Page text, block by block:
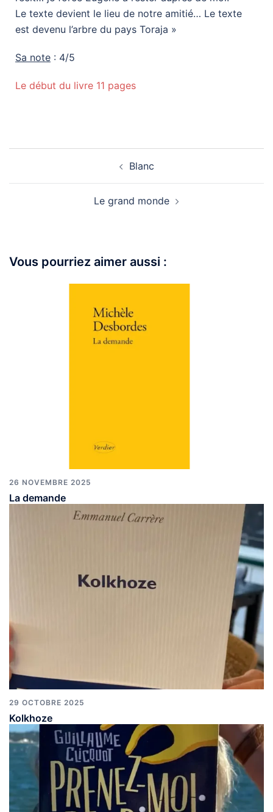
Le texte devient le lieu de notre amitié… Le texte
est devenu l’arbre du pays Toraja »
Sa note : 4/5
Le début du livre 11 pages
Blanc
Le grand monde
Vous pourriez aimer aussi :
26 NOVEMBRE 2025
La demande
29 OCTOBRE 2025
Kolkhoze